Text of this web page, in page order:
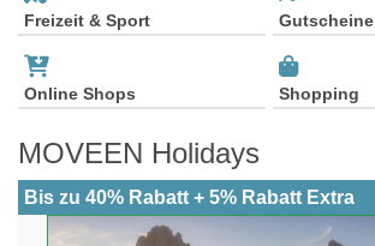
Freizeit & Sport Gutscheine
Online Shops Shopping
MOVEEN Holidays
Bis zu 40% Rabatt + 5% Rabatt Extra